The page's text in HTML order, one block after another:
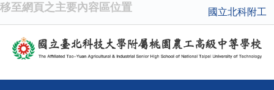
移至網頁之主要內容區位置 國立北科附工